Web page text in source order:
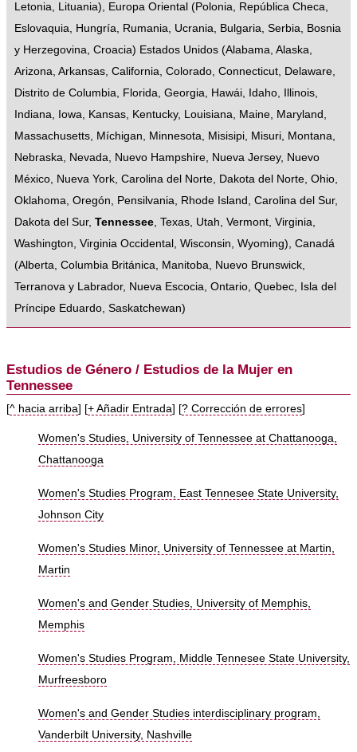
Letonia, Lituania), Europa Oriental (Polonia, República Checa,
Eslovaquia, Hungría, Rumania, Ucrania, Bulgaria, Serbia, Bosnia
y Herzegovina, Croacia) Estados Unidos (Alabama, Alaska,
Arizona, Arkansas, California, Colorado, Connecticut, Delaware,
Distrito de Columbia, Florida, Georgia, Hawái, Idaho, Illinois,
Indiana, Iowa, Kansas, Kentucky, Louisiana, Maine, Maryland ,
Massachusetts, Míchigan, Minnesota, Misisipi, Misuri, Montana,
Nebraska, Nevada, Nuevo Hampshire, Nueva Jersey, Nuevo
México, Nueva York, Carolina del Norte, Dakota del Norte, Ohio,
Oklahoma, Oregón, Pensilvania, Rhode Island , Carolina del Sur,
Dakota del Sur, Tennessee, Texas, Utah, Vermont, Virginia,
Washington, Virginia Occidental , Wisconsin, Wyoming), Canadá
(Alberta, Columbia Británica, Manitoba, Nuevo Brunswick,
Terranova y Labrador, Nueva Escocia, Ontario, Quebec, Isla del
Príncipe Eduardo, Saskatchewan)
Estudios de Género / Estudios de la Mujer en
Tennessee
[^ hacia arriba] [+ Añadir Entrada] [? Corrección de errores]
Women's Studies, University of Tennessee at Chattanooga,
Chattanooga
Women's Studies Program, East Tennesee State University,
Johnson City
Women's Studies Minor, University of Tennessee at Martin,
Martin
Women's and Gender Studies, University of Memphis,
Memphis
Women's Studies Program, Middle Tennesee State University,
Murfreesboro
Women's and Gender Studies interdisciplinary program,
Vanderbilt University, Nashville